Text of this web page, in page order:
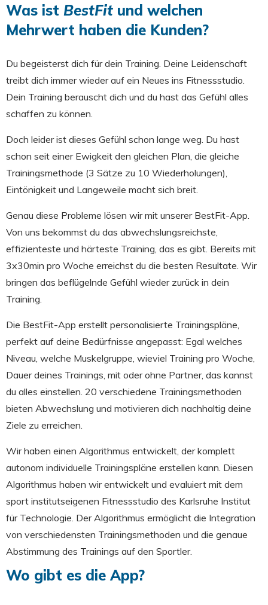
Was ist BestFit und welchen
Mehrwert haben die Kunden?
Du begeisterst dich für dein Training. Deine Leidenschaft
treibt dich immer wieder auf ein Neues ins Fitnessstudio.
Dein Training berauscht dich und du hast das Gefühl alles
schaffen zu können.
Doch leider ist dieses Gefühl schon lange weg. Du hast
schon seit einer Ewigkeit den gleichen Plan, die gleiche
Trainingsmethode (3 Sätze zu 10 Wiederholungen),
Eintönigkeit und Langeweile macht sich breit.
Genau diese Probleme lösen wir mit unserer BestFit-App.
Von uns bekommst du das abwechslungsreichste,
effizienteste und härteste Training, das es gibt. Bereits mit
3x30min pro Woche erreichst du die besten Resultate. Wir
bringen das beflügelnde Gefühl wieder zurück in dein
Training.
Die BestFit-App erstellt personalisierte Trainingspläne,
perfekt auf deine Bedürfnisse angepasst: Egal welches
Niveau, welche Muskelgruppe, wieviel Training pro Woche,
Dauer deines Trainings, mit oder ohne Partner, das kannst
du alles einstellen. 20 verschiedene Trainingsmethoden
bieten Abwechslung und motivieren dich nachhaltig deine
Ziele zu erreichen.
Wir haben einen Algorithmus entwickelt, der komplett
autonom individuelle Trainingspläne erstellen kann. Diesen
Algorithmus haben wir entwickelt und evaluiert mit dem
sport institutseigenen Fitnessstudio des Karlsruhe Institut
für Technologie. Der Algorithmus ermöglicht die Integration
von verschiedensten Trainingsmethoden und die genaue
Abstimmung des Trainings auf den Sportler.
Wo gibt es die App?